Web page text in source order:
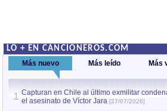
LO + EN CANCIONEROS.COM
Más nuevo Más leído Más
1 Capturan en Chile al último exmilitar
el asesinato de Víctor Jara [27/07/2026]